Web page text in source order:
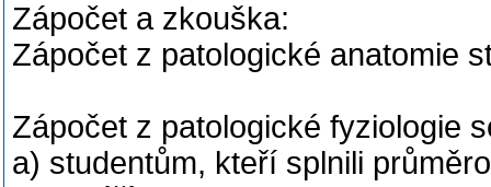
Zápočet a zkouška:
Zápočet z patologické anatomie
Zápočet z patologické fyziologie
a) studentům, kteří splnili